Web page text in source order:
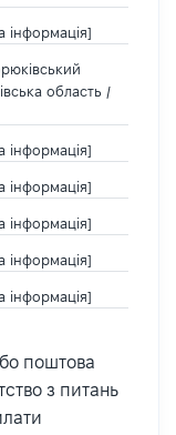
інформація]
область /
інформація]
інформація]
інформація]
інформація]
інформація]
поштова
з питань